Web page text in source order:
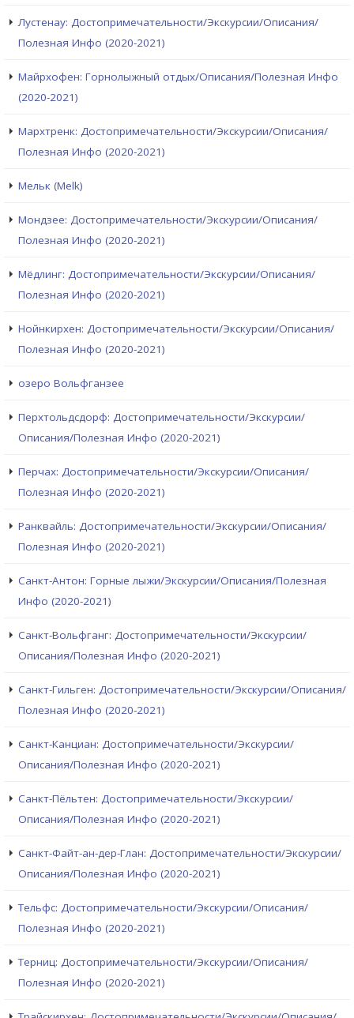
Лустенау: Достопримечательности/Экскурсии/Описания/
Полезная Инфо (2020-2021)
Майрхофен: Горнолыжный отдых/Описания/Полезная Инфо
(2020-2021)
Мархтренк: Достопримечательности/Экскурсии/Описания/
Полезная Инфо (2020-2021)
Мельк (Melk)
Мондзее: Достопримечательности/Экскурсии/Описания/
Полезная Инфо (2020-2021)
Мёдлинг: Достопримечательности/Экскурсии/Описания/
Полезная Инфо (2020-2021)
Нойнкирхен: Достопримечательности/Экскурсии/Описания/
Полезная Инфо (2020-2021)
озеро Вольфганзее
Перхтольдсдорф: Достопримечательности/Экскурсии/
Описания/Полезная Инфо (2020-2021)
Перчах: Достопримечательности/Экскурсии/Описания/
Полезная Инфо (2020-2021)
Ранквайль: Достопримечательности/Экскурсии/Описания/
Полезная Инфо (2020-2021)
Санкт-Антон: Горные лыжи/Экскурсии/Описания/Полезная
Инфо (2020-2021)
Санкт-Вольфганг: Достопримечательности/Экскурсии/
Описания/Полезная Инфо (2020-2021)
Санкт-Гильген: Достопримечательности/Экскурсии/Описания/
Полезная Инфо (2020-2021)
Санкт-Канциан: Достопримечательности/Экскурсии/
Описания/Полезная Инфо (2020-2021)
Санкт-Пёльтен: Достопримечательности/Экскурсии/
Описания/Полезная Инфо (2020-2021)
Санкт-Файт-ан-дер-Глан: Достопримечательности/Экскурсии/
Описания/Полезная Инфо (2020-2021)
Тельфс: Достопримечательности/Экскурсии/Описания/
Полезная Инфо (2020-2021)
Терниц: Достопримечательности/Экскурсии/Описания/
Полезная Инфо (2020-2021)